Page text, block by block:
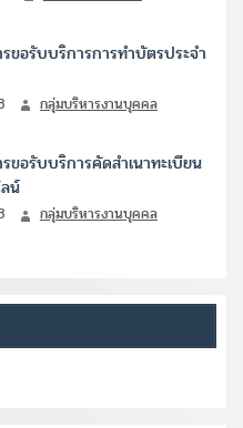
ขอรับบริการการทำบัตรประจำ
กลุ่มบริหารงานบุคคล
ขอรับบริการคัดสำเนาทะเบียน
น์
กลุ่มบริหารงานบุคคล